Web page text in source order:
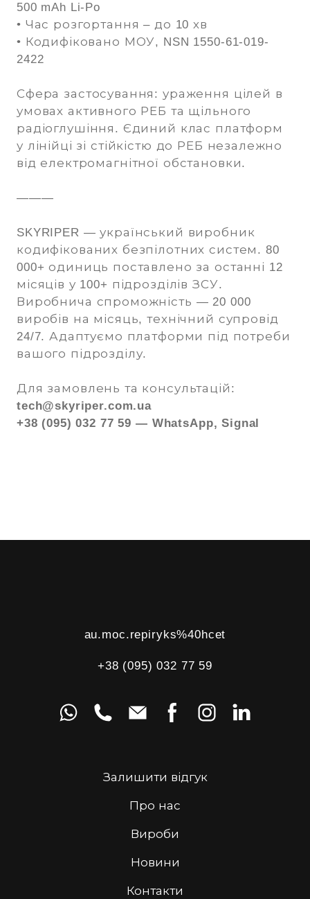
500 mAh Li-Po
• Час розгортання – до 10 хв
• Кодифіковано МОУ, NSN 1550-61-019-
2422
Сфера застосування: ураження цілей в
умовах активного РЕБ та щільного
радіоглушіння. Єдиний клас платформ
у лінійці зі стійкістю до РЕБ незалежно
від електромагнітної обстановки.
———
SKYRIPER — український виробник
кодифікованих безпілотних систем. 80
000+ одиниць поставлено за останні 12
місяців у 100+ підрозділів ЗСУ.
Виробнича спроможність — 20 000
виробів на місяць, технічний супровід
24/7. Адаптуємо платформи під потреби
вашого підрозділу.
Для замовлень та консультацій:
tech@skyriper.com.ua
+38 (095) 032 77 59 — WhatsApp, Signal
au.moc.repiryks%40hcet
+38 (095) 032 77 59
Залишити відгук
Про нас
Вироби
Новини
Контакти